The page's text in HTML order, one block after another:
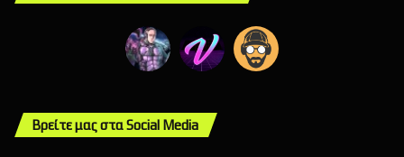
Βρείτε μας στα Social Media